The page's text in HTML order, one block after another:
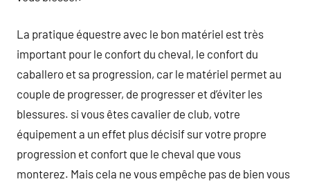
La pratique équestre avec le bon matériel est très
important pour le confort du cheval, le confort du
caballero et sa progression, car le matériel permet au
couple de progresser, de progresser et d’éviter les
blessures. si vous êtes cavalier de club, votre
équipement a un effet plus décisif sur votre propre
progression et confort que le cheval que vous
monterez. Mais cela ne vous empêche pas de bien vous